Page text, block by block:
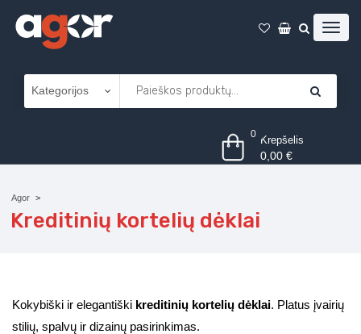
0 Krepšelis
0,00€
Agor
Kreditinių kortelių dėklai
Kokybiški ir elegantiški kreditinių kortelių dėklai. Platus įvairių
stilių, spalvų ir dizainų pasirinkimas.